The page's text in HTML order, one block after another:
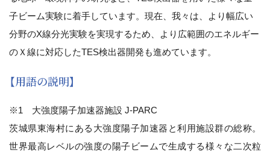
子ビーム実験に着手しています。現在、我々は、より幅広い
分野のX線分光実験を実現するため、より広範囲のエネルギー
のＸ線に対応したTES検出器開発も進めています。
【用語の説明】
※1 大強度陽子加速器施設 J-PARC
茨城県東海村にある大強度陽子加速器と利用施設群の総称。
世界最高レベルの強度の陽子ビームで生成する様々な二次粒